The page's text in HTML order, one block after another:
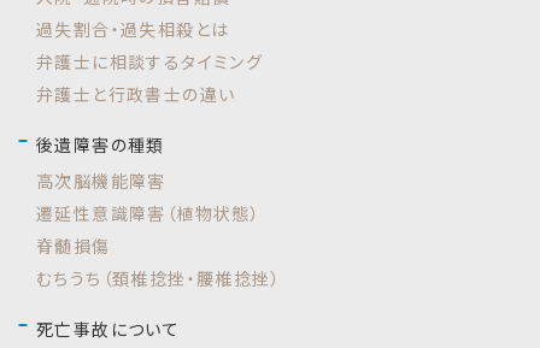
過失割合・過失相殺とは
弁護士に相談するタイミング
弁護士と行政書士の違い
後遺障害の種類
高次脳機能障害
遷延性意識障害（植物状態）
脊髄損傷
むちうち（頚椎捻挫・腰椎捻挫）
死亡事故について